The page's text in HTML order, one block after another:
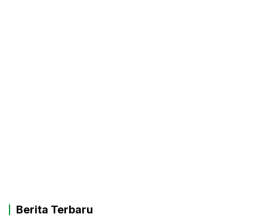
Berita Terbaru